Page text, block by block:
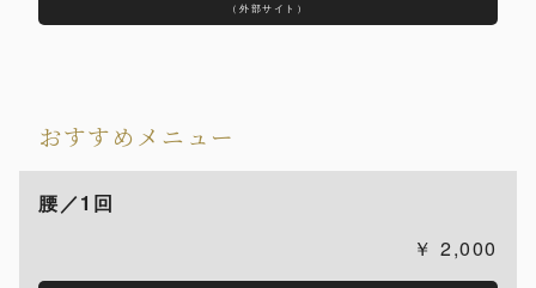
（外部サイト）
おすすめメニュー
腰／1回
2,000